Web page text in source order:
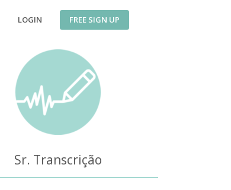
LOGIN FREE SIGN UP
Sr. Transcrição